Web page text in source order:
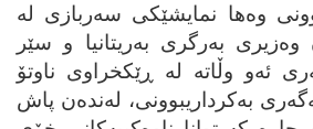
وه‌ها نمایشێکی سه‌ربازی له‌
وه‌زیری به‌رگری به‌ریتانیا و سێر
ئه‌و وڵاته‌ له‌ ڕێکخراوی ناوتۆ
به‌کرداریبوونی، له‌نده‌ن پاش